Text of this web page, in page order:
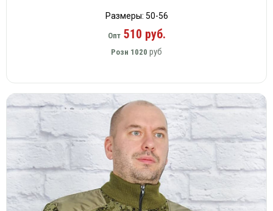
Размеры: 50-56
Опт510 руб.
Розн 1020 руб